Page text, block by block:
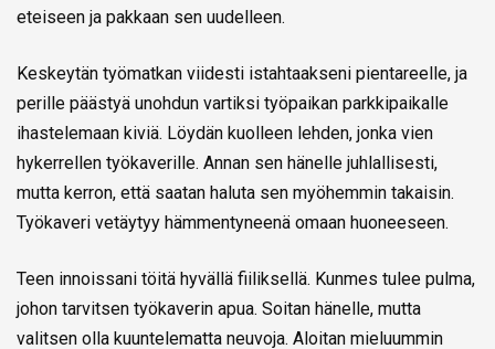
eteiseen ja pakkaan sen uudelleen.
Keskeytän työmatkan viidesti istahtaakseni pientareelle, ja
perille päästyä unohdun vartiksi työpaikan parkkipaikalle
ihastelemaan kiviä. Löydän kuolleen lehden, jonka vien
hykerrellen työkaverille. Annan sen hänelle juhlallisesti,
mutta kerron, että saatan haluta sen myöhemmin takaisin.
Työkaveri vetäytyy hämmentyneenä omaan huoneeseen.
Teen innoissani töitä hyvällä fiiliksellä. Kunmes tulee pulma,
johon tarvitsen työkaverin apua. Soitan hänelle, mutta
valitsen olla kuuntelematta neuvoja. Aloitan mieluummin